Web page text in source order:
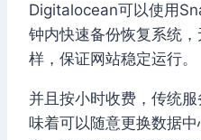
Digitalocean可以使用
钟内快速备份恢复系统
样，保证网站稳定运行。
并且按小时收费，传统
味着可以随意更换数据